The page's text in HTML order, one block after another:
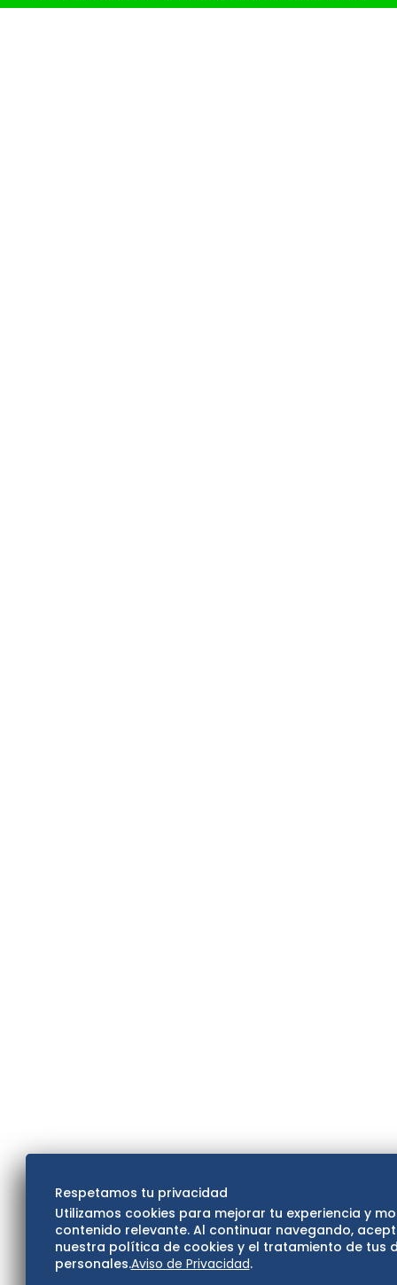
Respetamos tu privacidad
Utilizamos cookies para mejorar tu experiencia y
contenido relevante. Al continuar navegando,
nuestra política de cookies y el tratamiento de tus
personales.Aviso de Privacidad.